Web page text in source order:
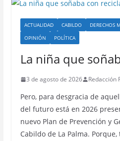
ACTUALIDAD CABILDO DERECHOS
OPINIÓN
POLÍTICA
La niña que
3 de agosto de 2026 Redacción
Pero, para desgracia de
del futuro está en 2026
nuevo Plan de Prevención y
Cabildo de La Palma.